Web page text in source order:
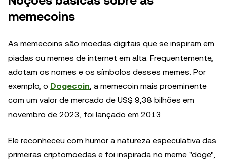
memecoins
As memecoins são moedas digitais que se inspiram em
piadas ou memes de internet em alta. Frequentemente,
adotam os nomes e os símbolos desses memes. Por
exemplo, o Dogecoin, a memecoin mais proeminente
com um valor de mercado de US$ 9,38 bilhões em
novembro de 2023, foi lançado em 2013.
Ele reconheceu com humor a natureza especulativa das
primeiras criptomoedas e foi inspirada no meme "doge",